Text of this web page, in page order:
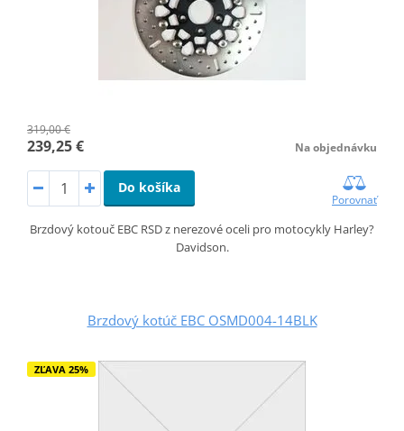
319,00 €
239,25 € Na objednávku
Do košíka
Porovnať
Brzdový kotouč EBC RSD z nerezové oceli pro motocykly Harley?
Davidson.
Brzdový kotúč EBC OSMD004-14BLK
ZĽAVA 25%